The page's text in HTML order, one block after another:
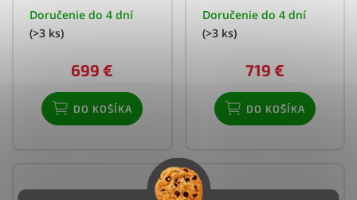
Doručenie do 4 dní
(>3 ks)
699 €
DO KOŠÍKA
Doručenie do 4 dní
(>3 ks)
719 €
DO KOŠÍKA